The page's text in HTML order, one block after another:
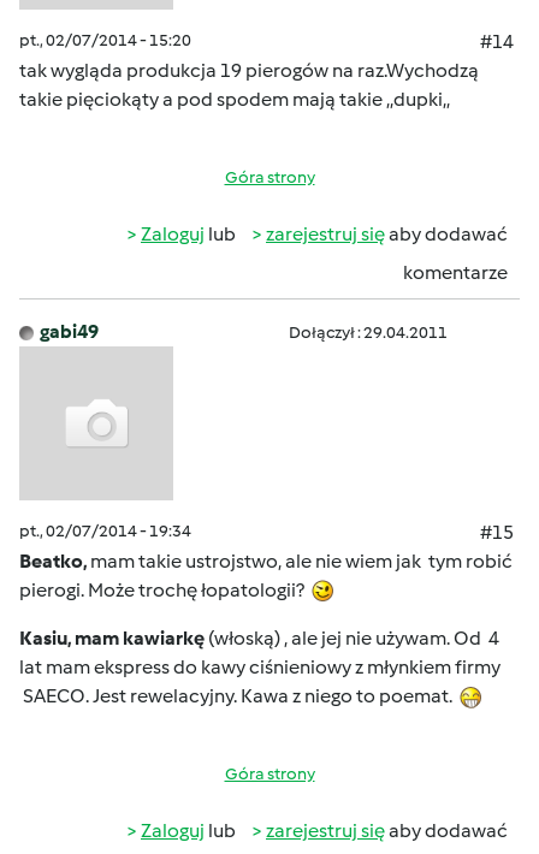
pt., 02/07/2014 - 15:20
#14
tak wygląda produkcja 19 pierogów na raz.Wychodzą
takie pięciokąty a pod spodem mają takie ,,dupki,,
Góra strony
Zaloguj lub zarejestruj sięaby dodawać
komentarze
gabi49 Dołączył : 29.04.2011
pt., 02/07/2014 - 19:34
#15
Beatko, mam takie ustrojstwo, ale nie wiem jak tym robić
pierogi. Może trochę łopatologii?
Kasiu, mam kawiarkę (włoską) , ale jej nie używam. Od 4
lat mam ekspress do kawy ciśnieniowy z młynkiem firmy
SAECO. Jest rewelacyjny. Kawa z niego to poemat.
Góra strony
Zaloguj lub zarejestruj sięaby dodawać